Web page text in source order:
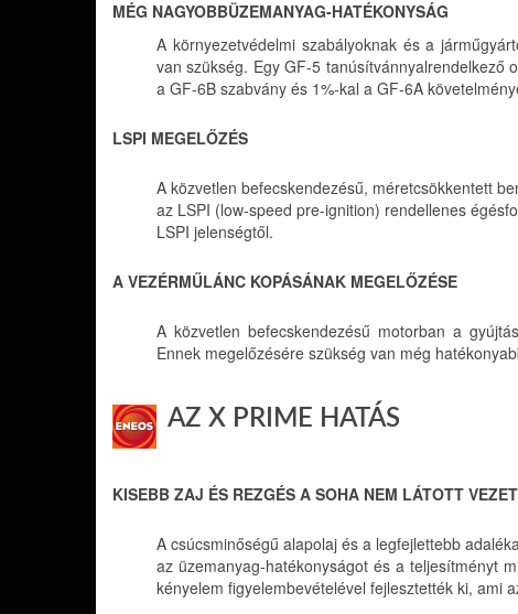
MÉG NAGYOBBÜZEMANYAG-HATÉKONYSÁG
A környezetvédelmi szabályoknak és a
van szükség. Egy GF-5 tanúsítvánnyalrendelkező
a GF-6B szabvány és 1%-kal a GF-6A
LSPI MEGELŐZÉS
A közvetlen befecskendezésű, méretcsökkentett
az LSPI (low-speed pre-ignition) rendellenes
LSPI jelenségtől.
A VEZÉRMŰLÁNC KOPÁSÁNAK MEGELŐZÉSE
A közvetlen befecskendezésű motorban a
Ennek megelőzésére szükség van még
AZ X PRIME HATÁS
KISEBB ZAJ ÉS REZGÉS A SOHA NEM LÁTOTT
A csúcsminőségű alapolaj és a legfejlettebb
az üzemanyag-hatékonyságot és a teljesítményt
kényelem figyelembevételével fejlesztették ki, ami